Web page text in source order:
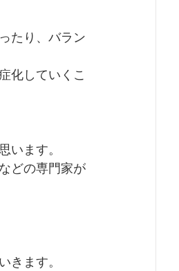
たり、バラン
化していくこ
います。
どの専門家が
きます。